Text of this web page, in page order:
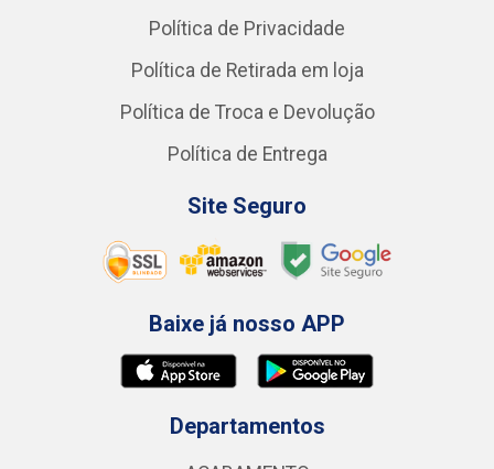
Política de Privacidade
Política de Retirada em loja
Política de Troca e Devolução
Política de Entrega
Site Seguro
Baixe já nosso APP
Departamentos